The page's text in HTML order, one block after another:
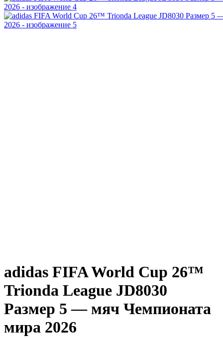
adidas FIFA World Cup 26™
Trionda League JD8030
Размер 5 — мяч Чемпионата
мира 2026